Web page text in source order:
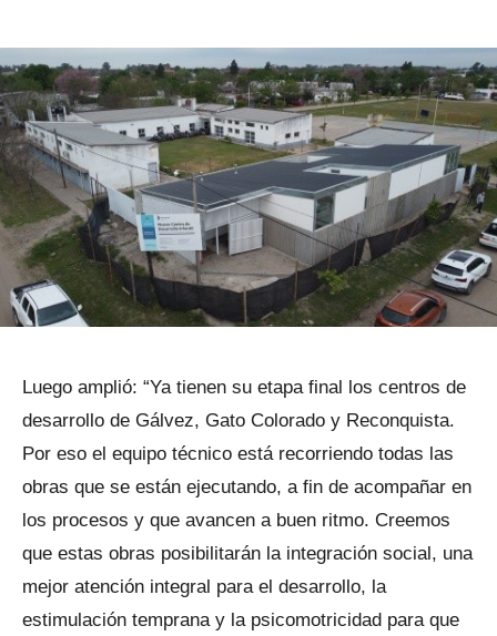
Luego amplió: “Ya tienen su etapa final los centros de
desarrollo de Gálvez, Gato Colorado y Reconquista.
Por eso el equipo técnico está recorriendo todas las
obras que se están ejecutando, a fin de acompañar en
los procesos y que avancen a buen ritmo. Creemos
que estas obras posibilitarán la integración social, una
mejor atención integral para el desarrollo, la
estimulación temprana y la psicomotricidad para que